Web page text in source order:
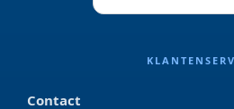
Contact